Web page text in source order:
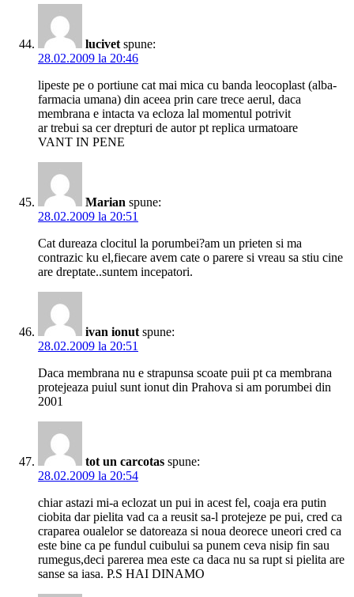
lucivet spune:
28.02.2009 la 20:46
lipeste pe o portiune cat mai mica cu banda leocoplast (alba-
farmacia umana) din aceea prin care trece aerul, daca
membrana e intacta va ecloza lal momentul potrivit
ar trebui sa cer drepturi de autor pt replica urmatoare
VANT IN PENE
Marian spune:
28.02.2009 la 20:51
Cat dureaza clocitul la porumbei?am un prieten si ma
contrazic ku el,fiecare avem cate o parere si vreau sa stiu cine
are dreptate..suntem incepatori.
ivan ionut spune:
28.02.2009 la 20:51
Daca membrana nu e strapunsa scoate puii pt ca membrana
protejeaza puiul sunt ionut din Prahova si am porumbei din
2001
tot un carcotas spune:
28.02.2009 la 20:54
chiar astazi mi-a eclozat un pui in acest fel, coaja era putin
ciobita dar pielita vad ca a reusit sa-l protejeze pe pui, cred ca
craparea oualelor se datoreaza si noua deorece uneori cred ca
este bine ca pe fundul cuibului sa punem ceva nisip fin sau
rumegus,deci parerea mea este ca daca nu sa rupt si pielita are
sanse sa iasa. P.S HAI DINAMO